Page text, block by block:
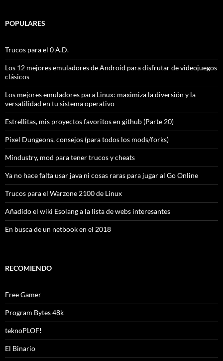
POPULARES
Trucos para el 0 A.D.
Los 12 mejores emuladores de Android para disfrutar de videojuegos
clásicos
Los mejores emuladores para Linux: maximiza la diversión y la
versatilidad en tu sistema operativo
Estrellitas, mis proyectos favoritos en github (Parte 20)
Pixel Dungeons, consejos (para todos los mods/forks)
Mindustry, mod para tener trucos y cheats
Ya no hace falta usar java ni cosas raras para jugar al Go Online
Trucos para el Warzone 2100 de Linux
Añadido el wiki Esolang a la lista de webs interesantes
En busca de un netbook en el 2018
RECOMIENDO
Free Gamer
Program Bytes 48k
teknoPLOF!
El Binario